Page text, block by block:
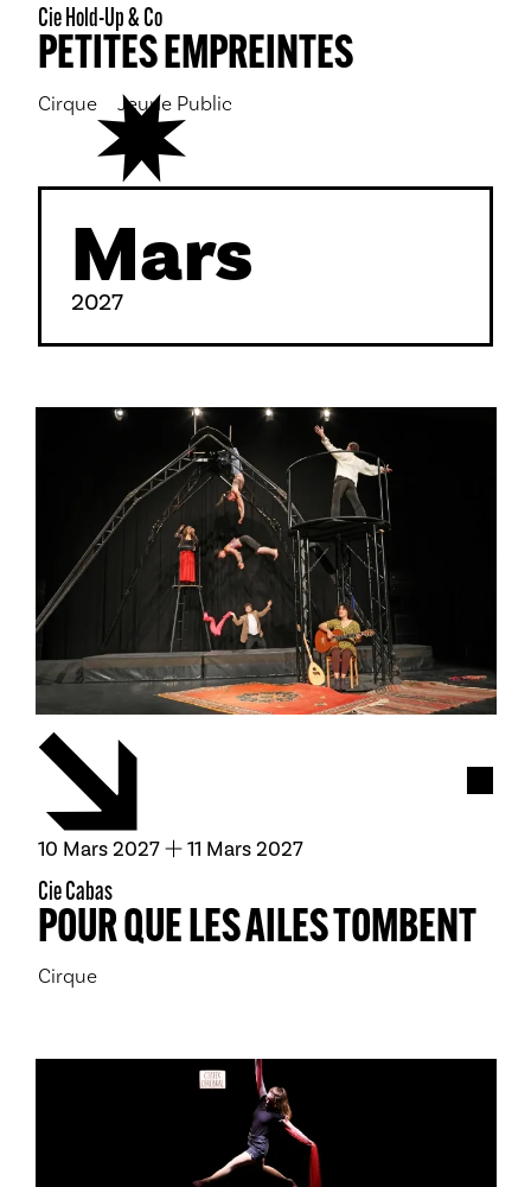
Cie Hold-Up & Co
PETITES EMPREINTES
Cirque Jeune Public
Mars
2027
Cie Cabas
POUR QUE LES AILES TOMBENT
Cirque
du
10 mars
Mars 2027 au
11 mars
Mars 2027